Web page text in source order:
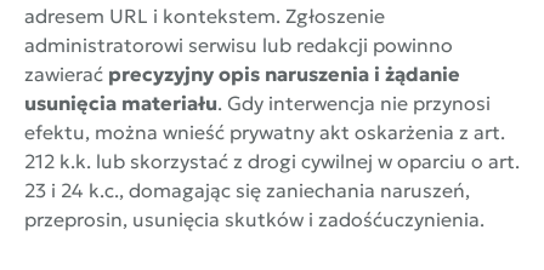
adresem URL i kontekstem. Zgłoszenie
administratorowi serwisu lub redakcji powinno
zawierać precyzyjny opis naruszenia i żądanie
usunięcia materiału. Gdy interwencja nie przynosi
efektu, można wnieść prywatny akt oskarżenia z art.
212 k.k. lub skorzystać z drogi cywilnej w oparciu o art.
23 i 24 k.c., domagając się zaniechania naruszeń,
przeprosin, usunięcia skutków i zadośćuczynienia.